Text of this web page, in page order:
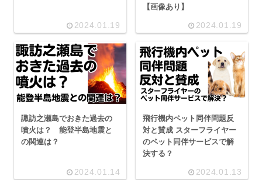
2024.01.19
【画像あり】
2024.01.19
諏訪之瀬島でおきた過去の
噴火は？ 能登半島地震と
の関連は？
2024.01.14
飛行機内ペット同伴問題反
対と賛成 スターフライヤー
のペット同伴サービスで解
決する？
2024.01.13